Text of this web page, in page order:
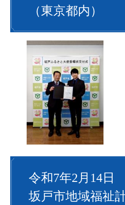
（東京都内）
令和7年2月14日
坂戸市地域福祉